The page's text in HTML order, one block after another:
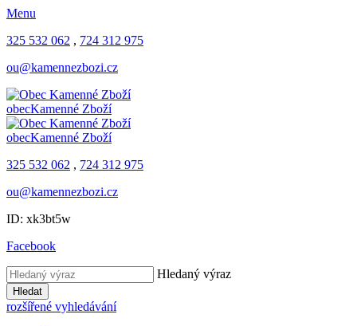
Menu
325 532 062 , 724 312 975
ou@kamennezbozi.cz
obecKamenné Zboží
obecKamenné Zboží
325 532 062 , 724 312 975
ou@kamennezbozi.cz
ID: xk3bt5w
Facebook
Hledaný výraz
Hledat
rozšířené vyhledávání